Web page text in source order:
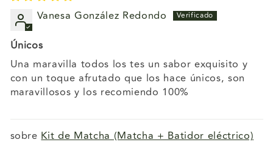
Vanesa González Redondo
Únicos
Una maravilla todos los tes un sabor exquisito y
con un toque afrutado que los hace únicos, son
maravillosos y los recomiendo 100%
Kit de Matcha (Matcha + Batidor eléctrico)